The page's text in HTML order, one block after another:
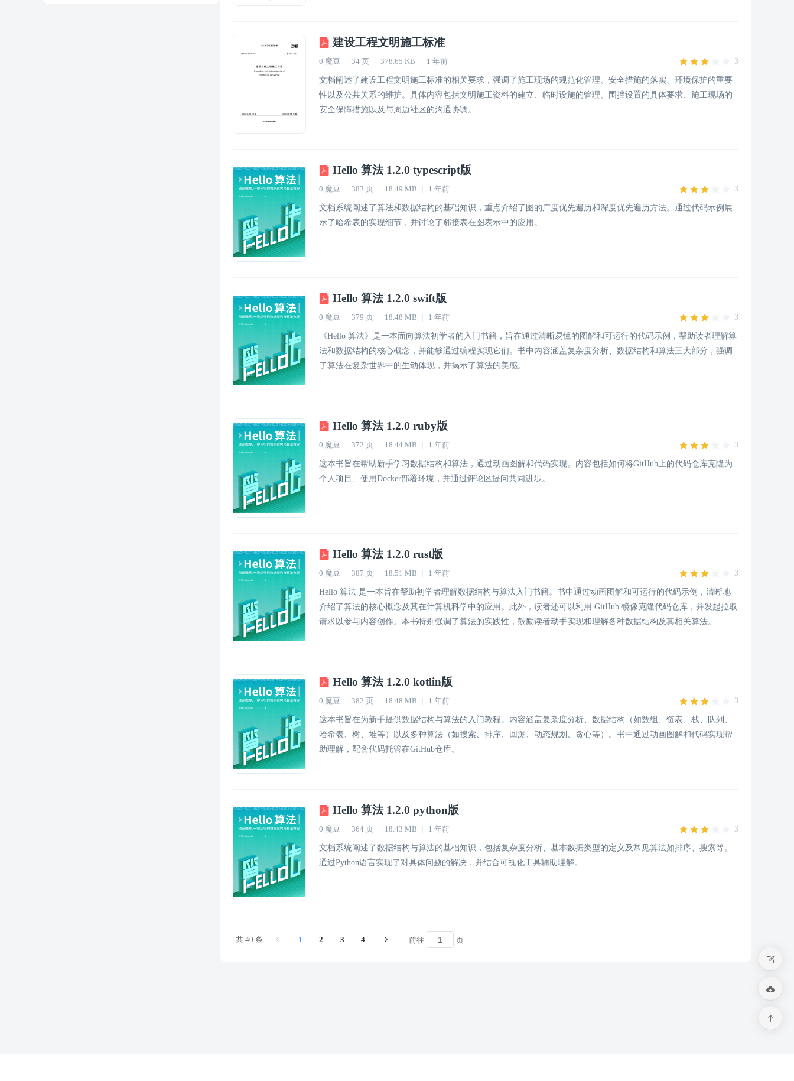
建设工程文明施工标准
0 魔豆 34 页 378.65 KB 1 年前 3
文档阐述了建设工程文明施工标准的相关要求，强调了施工现场的规范化管理、安全措施的落实、环境保护的重要
性以及公共关系的维护。具体内容包括文明施工资料的建立、临时设施的管理、围挡设置的具体要求、施工现场的
安全保障措施以及与周边社区的沟通协调。
Hello 算法 1.2.0 typescript版
0 魔豆 383 页 18.49 MB 1 年前 3
文档系统阐述了算法和数据结构的基础知识，重点介绍了图的广度优先遍历和深度优先遍历方法。通过代码示例展
示了哈希表的实现细节，并讨论了邻接表在图表示中的应用。
Hello 算法 1.2.0 swift版
0 魔豆 379 页 18.48 MB 1 年前 3
《Hello 算法》是一本面向算法初学者的入门书籍，旨在通过清晰易懂的图解和可运行的代码示例，帮助读者理解算
法和数据结构的核心概念，并能够通过编程实现它们。书中内容涵盖复杂度分析、数据结构和算法三大部分，强调
了算法在复杂世界中的生动体现，并揭示了算法的美感。
Hello 算法 1.2.0 ruby版
0 魔豆 372 页 18.44 MB 1 年前 3
这本书旨在帮助新手学习数据结构和算法，通过动画图解和代码实现。内容包括如何将GitHub上的代码仓库克隆为
个人项目、使用Docker部署环境，并通过评论区提问共同进步。
Hello 算法 1.2.0 rust版
0 魔豆 387 页 18.51 MB 1 年前 3
Hello 算法 是一本旨在帮助初学者理解数据结构与算法入门书籍。书中通过动画图解和可运行的代码示例，清晰地
介绍了算法的核心概念及其在计算机科学中的应用。此外，读者还可以利用 GitHub 镜像克隆代码仓库，并发起拉取
请求以参与内容创作。本书特别强调了算法的实践性，鼓励读者动手实现和理解各种数据结构及其相关算法。
Hello 算法 1.2.0 kotlin版
0 魔豆 382 页 18.48 MB 1 年前 3
这本书旨在为新手提供数据结构与算法的入门教程。内容涵盖复杂度分析、数据结构（如数组、链表、栈、队列、
哈希表、树、堆等）以及多种算法（如搜索、排序、回溯、动态规划、贪心等）。书中通过动画图解和代码实现帮
助理解，配套代码托管在GitHub仓库。
Hello 算法 1.2.0 python版
0 魔豆 364 页 18.43 MB 1 年前 3
文档系统阐述了数据结构与算法的基础知识，包括复杂度分析、基本数据类型的定义及常见算法如排序、搜索等。
通过Python语言实现了对具体问题的解决，并结合可视化工具辅助理解。
共 40 条 1 2 3 4 前往 页